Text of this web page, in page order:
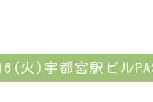
)宇都宮駅ビル